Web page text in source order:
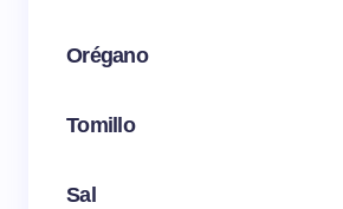
Orégano
Tomillo
Sal